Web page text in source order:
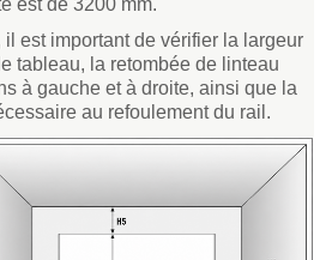
est de 3200 mm.
est important de vérifier la largeur
tableau, la retombée de linteau
à gauche et à droite, ainsi que la
au refoulement du rail.